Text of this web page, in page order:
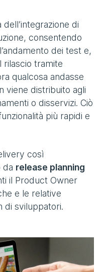
di
consentendo
dei test e,
rilascio tramite
qualcosa andasse
viene distribuito agli
o disservizi. Ciò
più rapidi e
così
da release planning
il Product Owner
e le relative
di sviluppatori.